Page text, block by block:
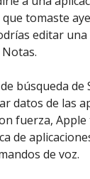
tomaste
editar
búsqueda
datos de las
fuerza,
de
de voz.